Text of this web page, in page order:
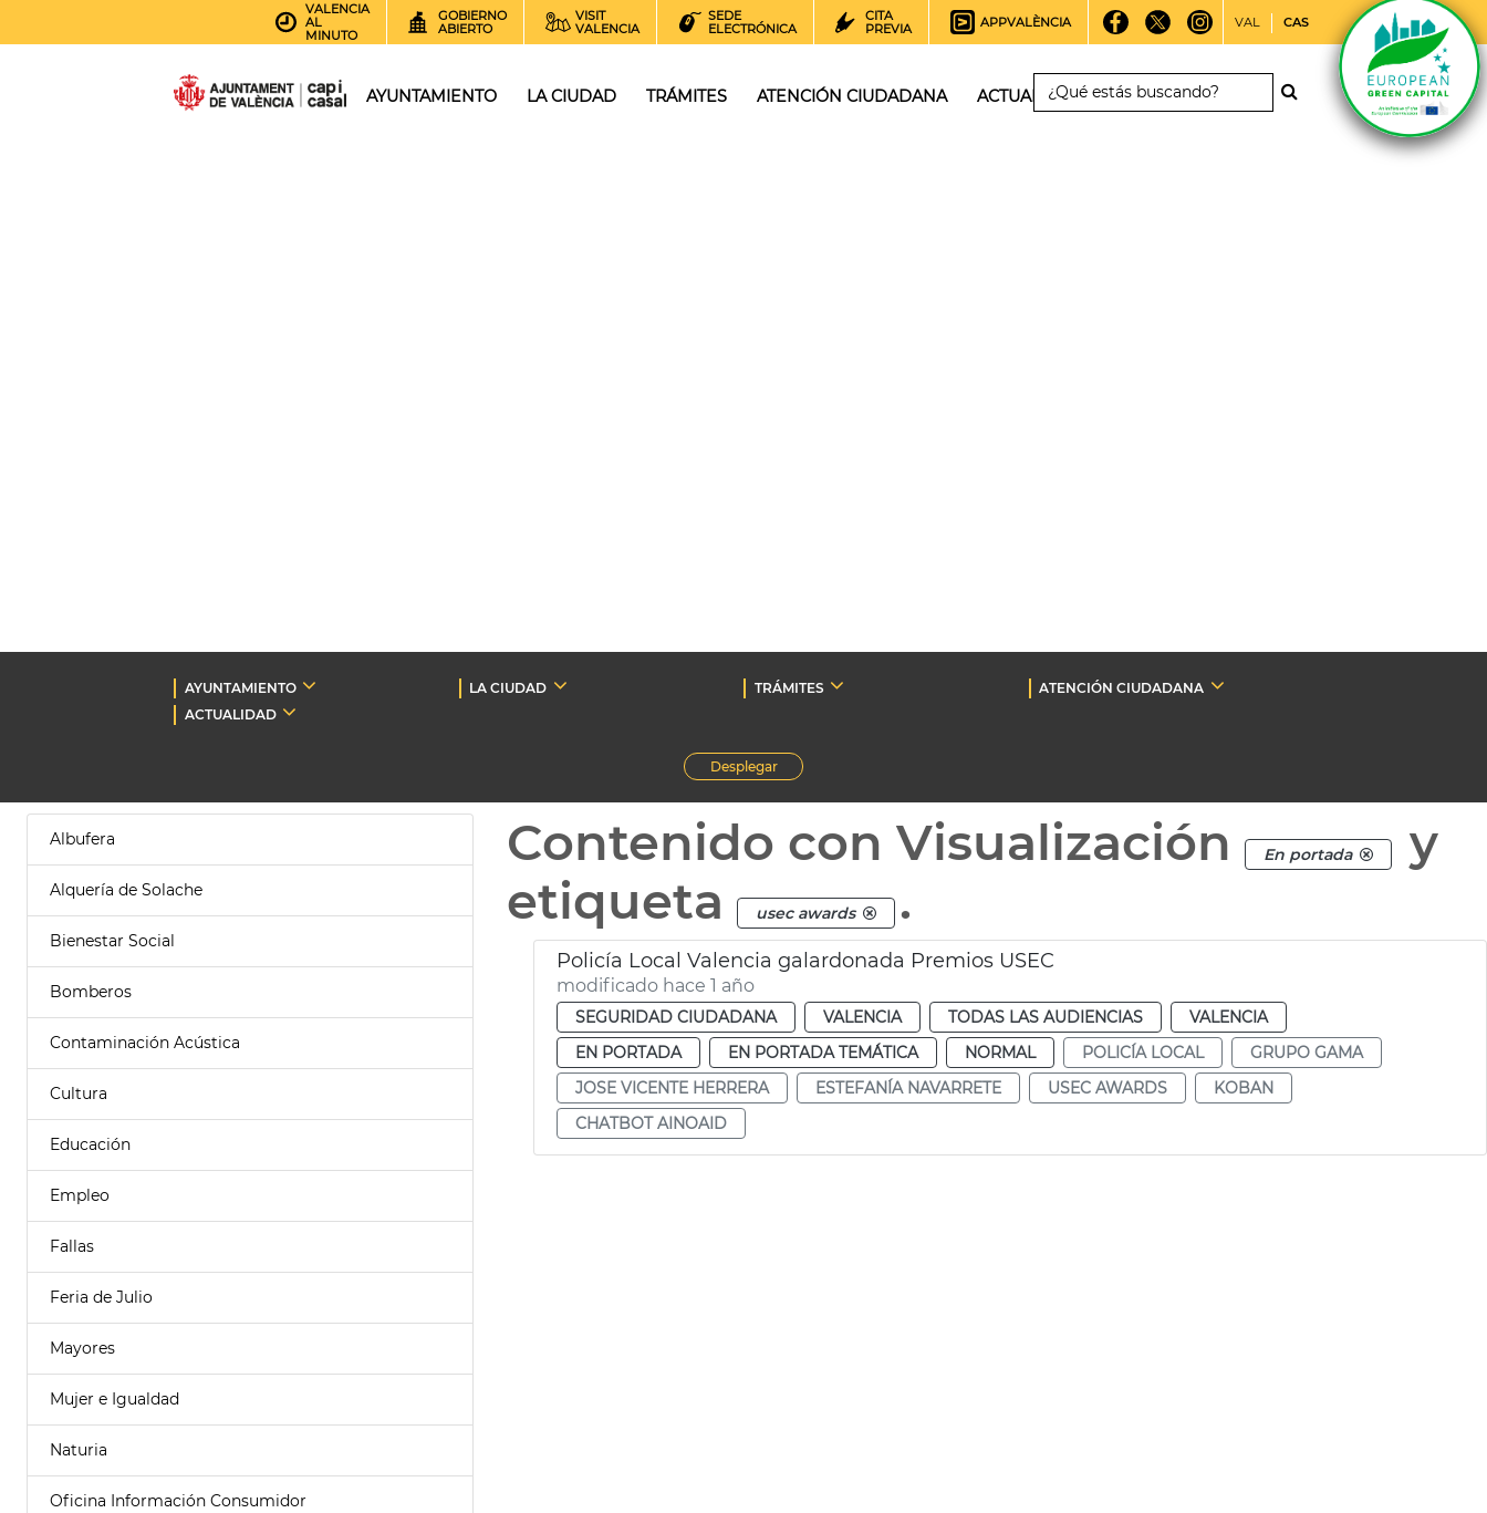
VALENCIA
AL
MINUTO
GOBIERNO
ABIERTO
VISIT
VALENCIA
SEDE
ELECTRÓNICA
CITA
PREVIA
APPVALÈNCIA VAL CAS
AYUNTAMIENTO LA CIUDAD TRÁMITES ATENCIÓN CIUDADANA ACTUALIDAD
AYUNTAMIENTO LA CIUDAD TRÁMITES
ATENCIÓN CIUDADANA
ACTUALIDAD
Desplegar
Albufera
Alquería de Solache
Bienestar Social
Bomberos
Contaminación Acústica
Cultura
Educación
Empleo
Fallas
Feria de Julio
Mayores
Mujer e Igualdad
Naturia
Oficina Información Consumidor
Contenido con Visualización En portada
y
etiqueta
usec awards .
Policía Local Valencia galardonada Premios USEC
modificado hace 1 año
SEGURIDAD CIUDADANA VALENCIA TODAS LAS AUDIENCIAS
VALENCIA
EN PORTADA
EN PORTADA TEMÁTICA NORMAL POLICÍA LOCAL
GRUPO GAMA
JOSE VICENTE HERRERA
ESTEFANÍA NAVARRETE USEC AWARDS
KOBAN
CHATBOT AINOAID